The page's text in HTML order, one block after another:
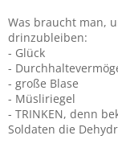
Was braucht man,
drinzubleiben:
- Glück
-
- große Blase
- Müsliriegel
- TRINKEN, denn
Soldaten die